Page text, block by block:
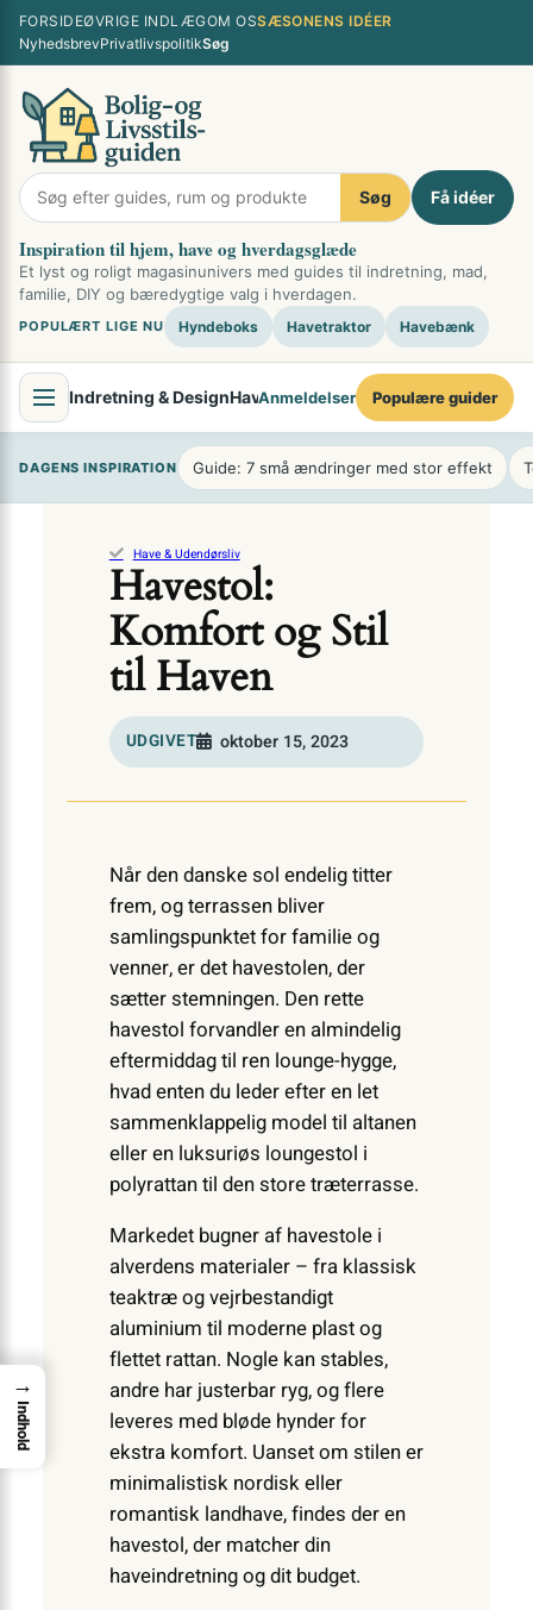
Spring
indhold
FORSIDEØVRIGE INDLÆGOM OSSÆSONENS IDÉER
NyhedsbrevPrivatlivspolitikSøg
Søg Få idéer
Inspiration til hjem, have og hverdagsglæde
Et lyst og roligt magasinunivers med guides til indretning, mad,
familie, DIY og bæredygtige valg i hverdagen.
POPULÆRT LIGE NU Hyndeboks Havetraktor Havebænk
Indretning & DesignHave & UdendørslivMad & Køkken
Anmeldelser Populære guider
DAGENS INSPIRATION Guide: 7 små ændringer med stor effekt
Have & Udendørsliv
Havestol:
Komfort og Stil
til Haven
UDGIVET oktober 15, 2023
Når den danske sol endelig titter
frem, og terrassen bliver
samlingspunktet for familie og
venner, er det havestolen, der
sætter stemningen. Den rette
havestol forvandler en almindelig
eftermiddag til ren lounge-hygge,
hvad enten du leder efter en let
sammenklappelig model til altanen
eller en luksuriøs loungestol i
polyrattan til den store træterrasse.
Markedet bugner af havestole i
alverdens materialer – fra klassisk
teaktræ og vejrbestandigt
aluminium til moderne plast og
flettet rattan. Nogle kan stables,
andre har justerbar ryg, og flere
leveres med bløde hynder for
ekstra komfort. Uanset om stilen er
minimalistisk nordisk eller
romantisk landhave, findes der en
havestol, der matcher din
haveindretning og dit budget.
→
Indhold